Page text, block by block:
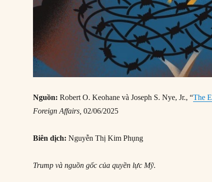
Nguồn:Robert O. Keohane và Joseph S. Nye, Jr., “The
Foreign Affairs,02/06/2025
Biên dịch:Nguyễn Thị Kim Phụng
Trump và nguồn gốc của quyền lực Mỹ.